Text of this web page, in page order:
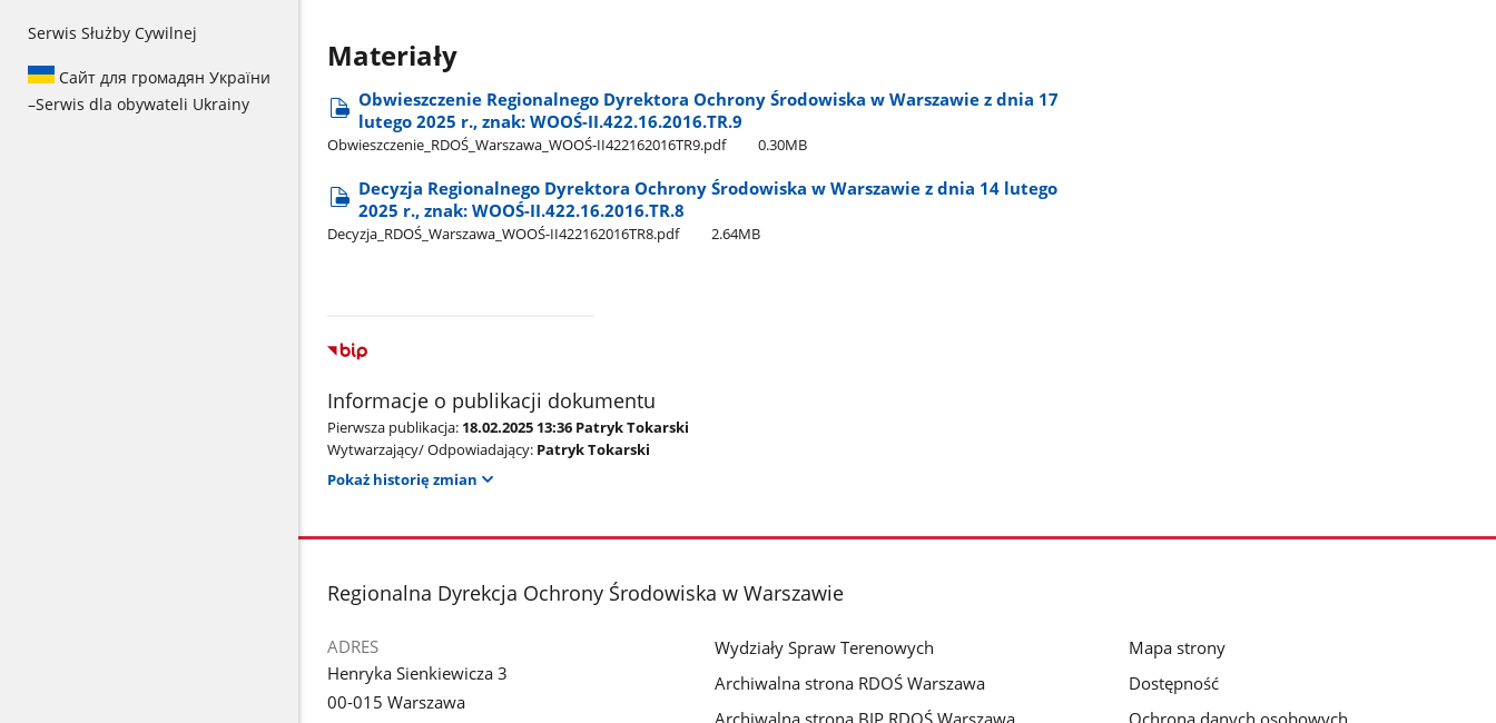
Serwis Służby Cywilnej
Сайт для громадян України
–Serwis dla obywateli Ukrainy
Materiały
Obwieszczenie Regionalnego Dyrektora Ochrony Środowiska w Warszawie z dnia 17
lutego 2025 r., znak: WOOŚ-II.422.16.2016.TR.9
Obwieszczenie​_RDOŚ​_Warszawa​_WOOŚ-II422162016TR9.pdf 0.30MB
Decyzja Regionalnego Dyrektora Ochrony Środowiska w Warszawie z dnia 14 lutego
2025 r., znak: WOOŚ-II.422.16.2016.TR.8
Decyzja​_RDOŚ​_Warszawa​_WOOŚ-II422162016TR8.pdf 2.64MB
Informacje o publikacji dokumentu
Pierwsza publikacja: 18.02.2025 13:36 Patryk Tokarski
Wytwarzający/ Odpowiadający: Patryk Tokarski
Pokaż historię zmian
stopka
Regionalna Dyrekcja Ochrony Środowiska w Warszawie
ADRES
Henryka Sienkiewicza 3
00-015 Warszawa
Wydziały Spraw Terenowych
Archiwalna strona RDOŚ Warszawa
Mapa strony
Dostępność